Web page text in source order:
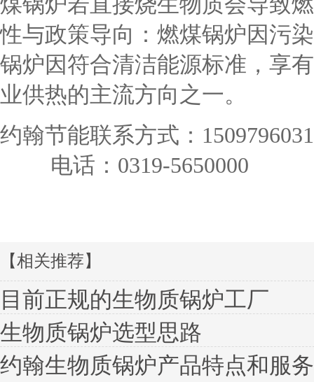
性与政策导向：燃煤锅炉因污
锅炉因符合清洁能源标准，享
业供热的主流方向之一。
约翰节能联系方式：
电话：0319-5650000
【相关推荐】
目前正规的生物质锅炉工厂
生物质锅炉选型思路
约翰生物质锅炉产品特点和服务